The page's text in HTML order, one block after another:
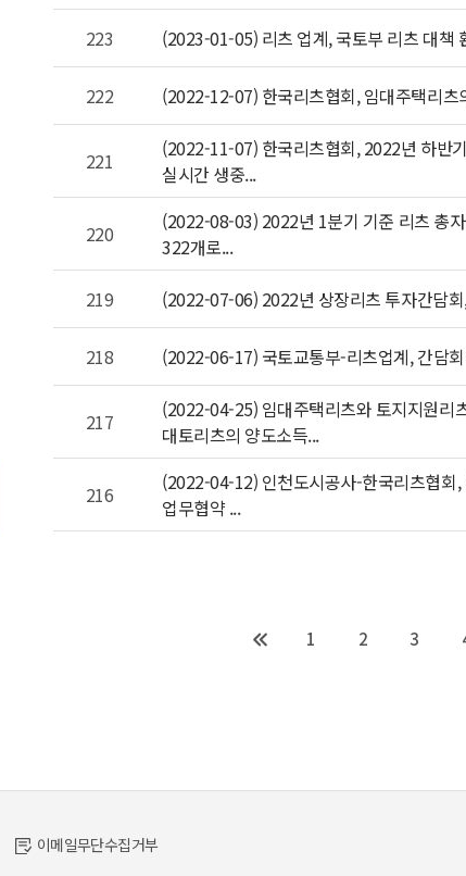
223 (2023-01-05) 리츠 업계, 국토부 리츠 대책
222 (2022-12-07) 한국리츠협회, 임대주택리츠
221
(2022-11-07) 한국리츠협회, 2022년 하반
실시간 생중...
220
(2022-08-03) 2022년 1분기 기준 리츠 총
322개로...
219 (2022-07-06) 2022년 상장리츠 투자간담
218 (2022-06-17) 국토교통부-리츠업계, 간담
217
(2022-04-25) 임대주택리츠와 토지지원리
대토리츠의 양도소득...
216
(2022-04-12) 인천도시공사-한국리츠협회
업무협약 ...
1 2 3
이메일무단수집거부